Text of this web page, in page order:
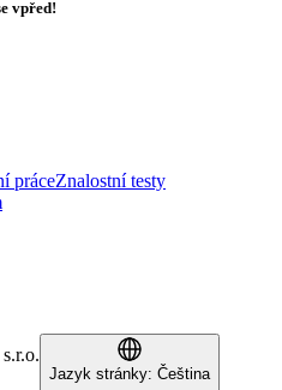
vpřed!
práceZnalostní testy
Jazyk stránky: Čeština